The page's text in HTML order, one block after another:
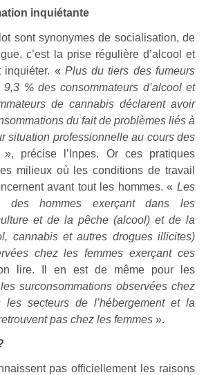
inquiétante
sont synonymes de socialisation, de
c’est la prise régulière d’alcool et
« Plus du tiers des fumeurs
% des consommateurs d’alcool et
de cannabis déclarent avoir
du fait de problèmes liés à
situation professionnelle au cours des
précise l’Inpes. Or ces pratiques
milieux où les conditions de travail
avant tout les hommes. « Les
des hommes exerçant dans les
et de la pêche (alcool) et de la
cannabis et autres drogues illicites)
chez les femmes exerçant ces
lire. Il en est de même pour les
les surconsommations observées chez
les secteurs de l’hébergement et la
pas chez les femmes ».
pas officiellement les raisons